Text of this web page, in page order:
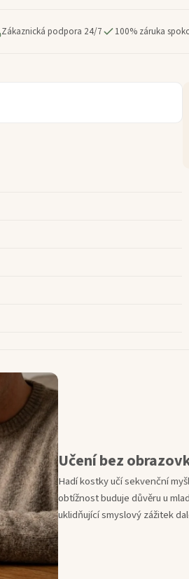
Zákaznická podpora 24/7 100% záruka
Učení bez
Hadí kostky učí sekvenční
obtížnost buduje důvěru u
uklidňující smyslový zážitek